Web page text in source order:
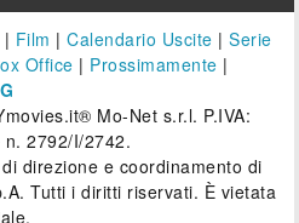
| Film |Calendario Uscite |Serie
Office | Prossimamente |
Mo-Net s.r.l. P.IVA:
2792/I/2742.
direzione e coordinamento di
Tutti i diritti riservati. È vietata